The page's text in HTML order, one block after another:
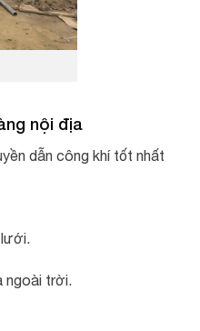
nội địa
dẫn công khí tốt nhất
ngoài trời.